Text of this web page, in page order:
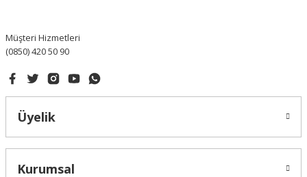
Müşteri Hizmetleri
(0850) 420 50 90
Üyelik
Kurumsal